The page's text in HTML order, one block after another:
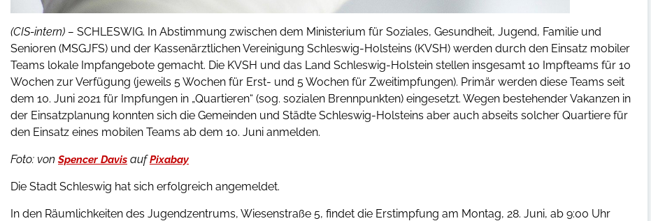
(CIS-intern) – SCHLESWIG. In Abstimmung zwischen dem Ministerium für Soziales, Gesundheit, Jugend, Familie und
Senioren (MSGJFS) und der Kassenärztlichen Vereinigung Schleswig-Holsteins (KVSH) werden durch den Einsatz mobiler
Teams lokale Impfangebote gemacht. Die KVSH und das Land Schleswig-Holstein stellen insgesamt 10 Impfteams für 10
Wochen zur Verfügung (jeweils 5 Wochen für Erst- und 5 Wochen für Zweitimpfungen). Primär werden diese Teams seit
dem 10. Juni 2021 für Impfungen in „Quartieren“ (sog. sozialen Brennpunkten) eingesetzt. Wegen bestehender Vakanzen in
der Einsatzplanung konnten sich die Gemeinden und Städte Schleswig-Holsteins aber auch abseits solcher Quartiere für
den Einsatz eines mobilen Teams ab dem 10. Juni anmelden.
Foto: vonSpencer Davis aufPixabay
Die Stadt Schleswig hat sich erfolgreich angemeldet.
In den Räumlichkeiten des Jugendzentrums, Wiesenstraße 5, findet die Erstimpfung am Montag, 28. Juni, ab 9:00 Uhr